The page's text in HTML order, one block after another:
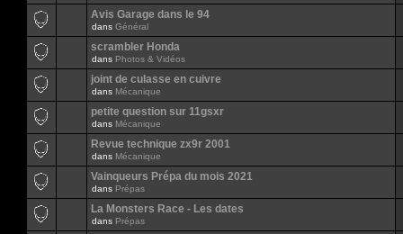
Avis Garage dans le 94
dans Général
scrambler Honda
dans Photos & Vidéos
joint de culasse en cuivre
dans Mécanique
petite question sur 11gsxr
dans Mécanique
Revue technique zx9r 2001
dans Mécanique
Vainqueurs Prépa du mois 2021
dans Prépas
La Monsters Race - Les dates
dans Prépas